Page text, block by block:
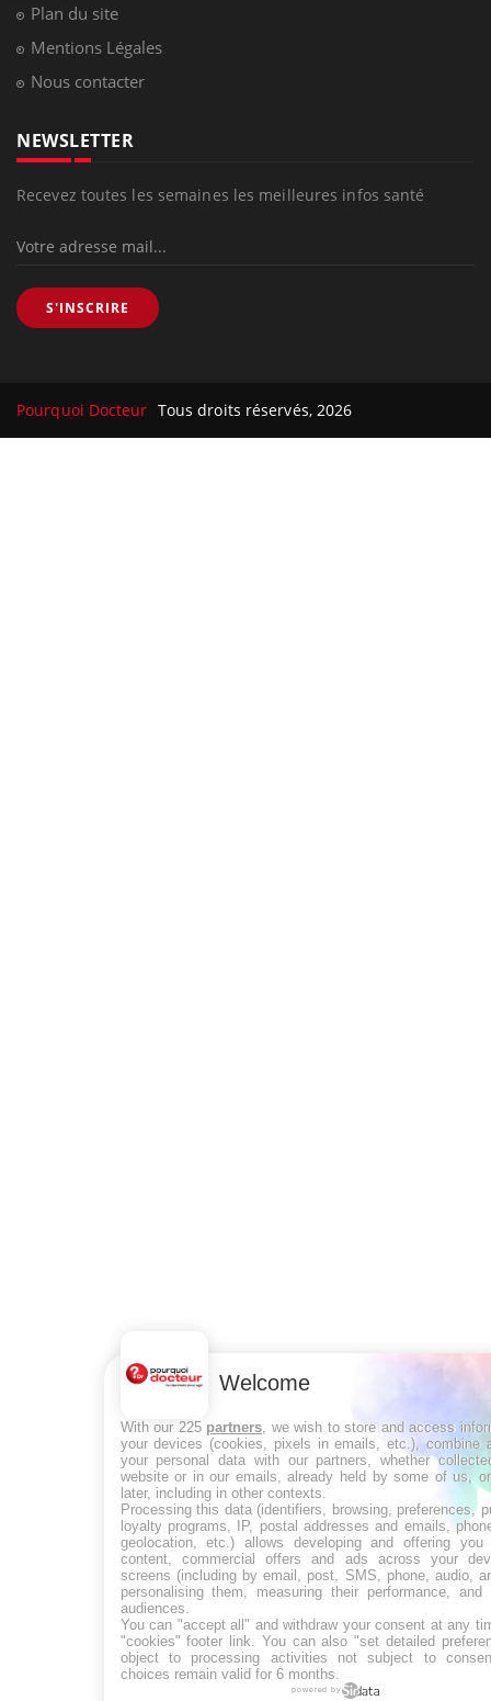
Plan du site
Mentions Légales
Nous contacter
NEWSLETTER
Recevez toutes les semaines les meilleures infos santé
S'INSCRIRE
Pourquoi Docteur Tous droits réservés, 2026
Welcome
With our 225 partners , we wish to store and access
your devices (cookies, pixels in emails, etc.), combine
your personal data with our partners, whether
website or in our emails, already held by some of us,
later, including in other contexts.
Processing this data (identifiers, browsing, preferences,
loyalty programs, IP, postal addresses and emails,
geolocation, etc.) allows developing and offering you
content, commercial offers and ads across your
screens (including by email, post, SMS, phone, audio,
personalising them, measuring their performance, and
audiences.
You can "accept all" and withdraw your consent at any
"cookies" footer link . You can also "set detailed
object to processing activities not subject to
choices remain valid for 6 months.
powered by